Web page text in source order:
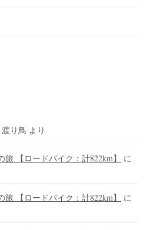
渡り鳥 より
【ロードバイク：計822km】
に
【ロードバイク：計822km】
に